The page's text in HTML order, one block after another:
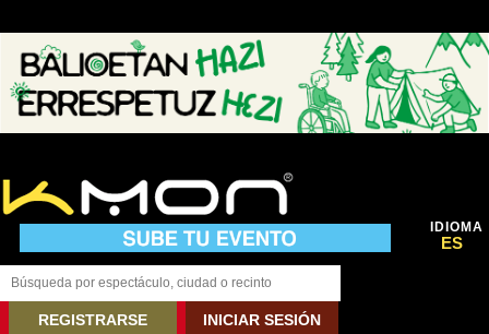
IDIOMA
ES
REGISTRARSE INICIAR SESIÓN